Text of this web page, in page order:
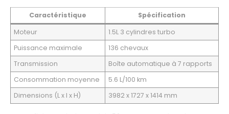
Caractéristique
Spécification
Moteur
1.5L 3 cylindres turbo
Puissance maximale
136 chevaux
Transmission
Boîte automatique à 7 rapports
Consommation moyenne
5.6 L/100 km
Dimensions (L x l x H)
3982 x 1727 x 1414 mm